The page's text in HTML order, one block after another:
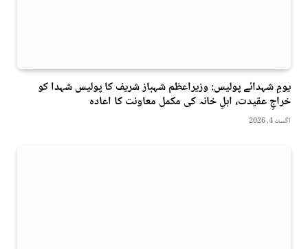
یومِ شہدائے پولیس: وزیراعظم شہباز شریف کا پولیس شہدا کو
خراجِ عقیدت، اہلِ خانہ کی مکمل معاونت کا اعادہ
اگست 4, 2026